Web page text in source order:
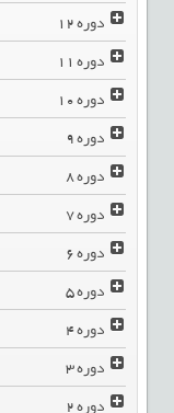
دوره12
دوره11
دوره10
دوره9
دوره8
دوره7
دوره6
دوره5
دوره4
دوره3
دوره2